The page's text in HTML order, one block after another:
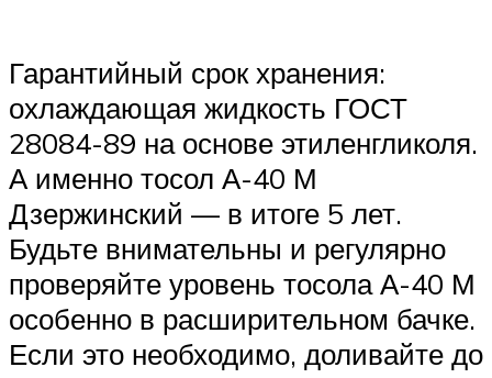
Гарантийный срок хранения:
охлаждающая жидкость ГОСТ
28084-89 на основе этиленгликоля.
А именно тосол А-40 М
Дзержинский — в итоге 5 лет.
Будьте внимательны и регулярно
проверяйте уровень тосола А-40 М
особенно в расширительном бачке.
Если это необходимо, доливайте до